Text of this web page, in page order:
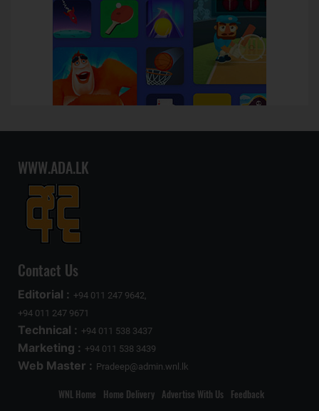
WWW.ADA.LK
Contact Us
Editorial : +94 011 247 9642,
+94 011 247 9671
Technical : +94 011 538 3437
Marketing : +94 011 538 3439
Web Master : Pradeep@admin.wnl.lk
WNL Home Home Delivery Advertise With Us Feedback